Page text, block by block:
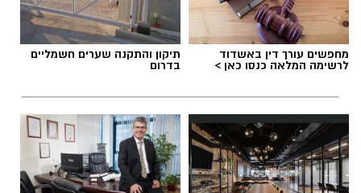
מחפשים עורך דין באשדוד
לרשימה המלאה כנסו כאן >
תיקון והתקנה שערים חשמליים
בדרום